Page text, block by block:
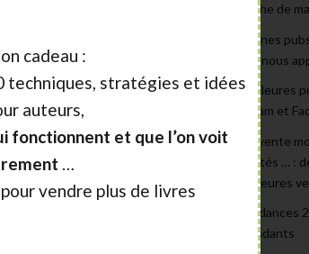
qu’auriez-
éviter
recherche de
Les bonnes
qu’elles nous
Les meilleures
Instagram et
Prix de vente
autoédités … :
les meilleures
Les tendances
indépendants
cadeau :
techniques, stratégies et idées
auteurs,
fonctionnent et que l’on voit
…
vendre plus de livres